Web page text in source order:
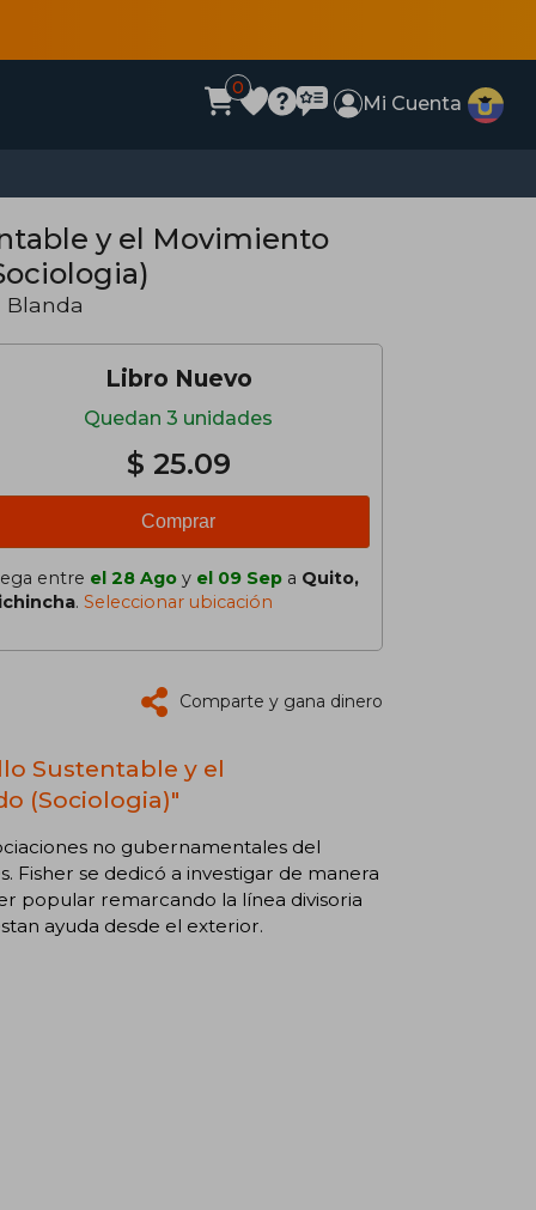
0
Mi Cuenta
y el Movimiento
Blanda
Libro Nuevo
Quedan 3 unidades
$ 25.09
Comprar
entre el 28 Ago y el 09 Sep a Quito,
. Seleccionar ubicación
Comparte y gana dinero
Sustentable y el
(Sociologia)"
no gubernamentales del
Fisher se dedicó a investigar de manera
popular remarcando la línea divisoria
ayuda desde el exterior.